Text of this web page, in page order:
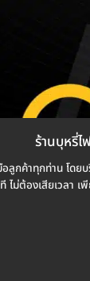
ร้านบุหรี่ไ
ลูกค้าทุกท่าน โ
ไม่ต้องเสียเวลา